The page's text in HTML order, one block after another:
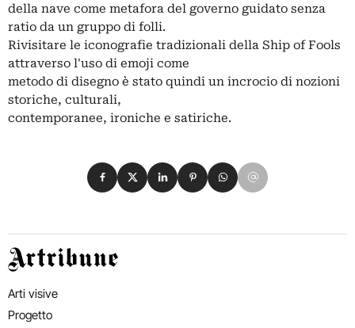
della nave come metafora del governo guidato senza
ratio da un gruppo di folli.
Rivisitare le iconografie tradizionali della Ship of Fools
attraverso l'uso di emoji come
metodo di disegno è stato quindi un incrocio di nozioni
storiche, culturali,
contemporanee, ironiche e satiriche.
Condividi su Facebook
Condividi su X
Condividi su LinkedIn
Condividi su Pinterest
Condividi su WhatsApp
Condividi su Email
Artribune
Arti visive
Progetto